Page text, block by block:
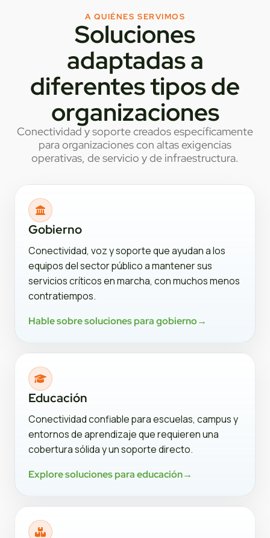
A QUIÉNES SERVIMOS
Soluciones
adaptadas a
diferentes tipos de
organizaciones
Conectividad y soporte creados específicamente
para organizaciones con altas exigencias
operativas, de servicio y de infraestructura.
Gobierno
Conectividad, voz y soporte que ayudan a los
equipos del sector público a mantener sus
servicios críticos en marcha, con muchos menos
contratiempos.
Hable sobre soluciones para gobierno→
Educación
Conectividad confiable para escuelas, campus y
entornos de aprendizaje que requieren una
cobertura sólida y un soporte directo.
Explore soluciones para educación→